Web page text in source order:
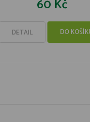
60 Kč
DETAIL DO